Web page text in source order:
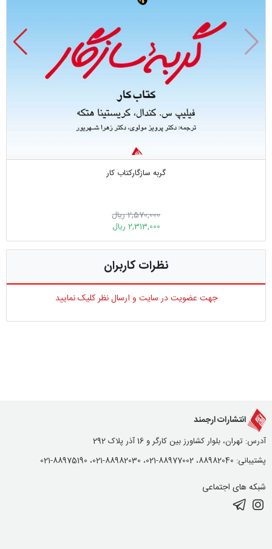
گربه سازگارکتاب کار
2,570,000 ریال
2,313,000 ریال
نظرات کاربران
جهت عضویت در سایت و ارسال نظر کلیک نمایید
انتشارات ارجمند
آدرس: تهران، بلوار کشاورز بین کارگر و 16 آذر پلاک 292
پشتیبانی: 88982040، 88977002-021، 88982030-021، 88975190-021
شبکه های اجتماعی